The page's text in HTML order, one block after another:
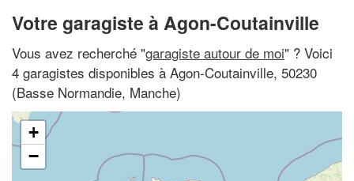
Votre garagiste à Agon-Coutainville
Vous avez recherché "garagiste autour de moi" ? Voici
4 garagistes disponibles à Agon-Coutainville, 50230
(Basse Normandie, Manche)
+
−